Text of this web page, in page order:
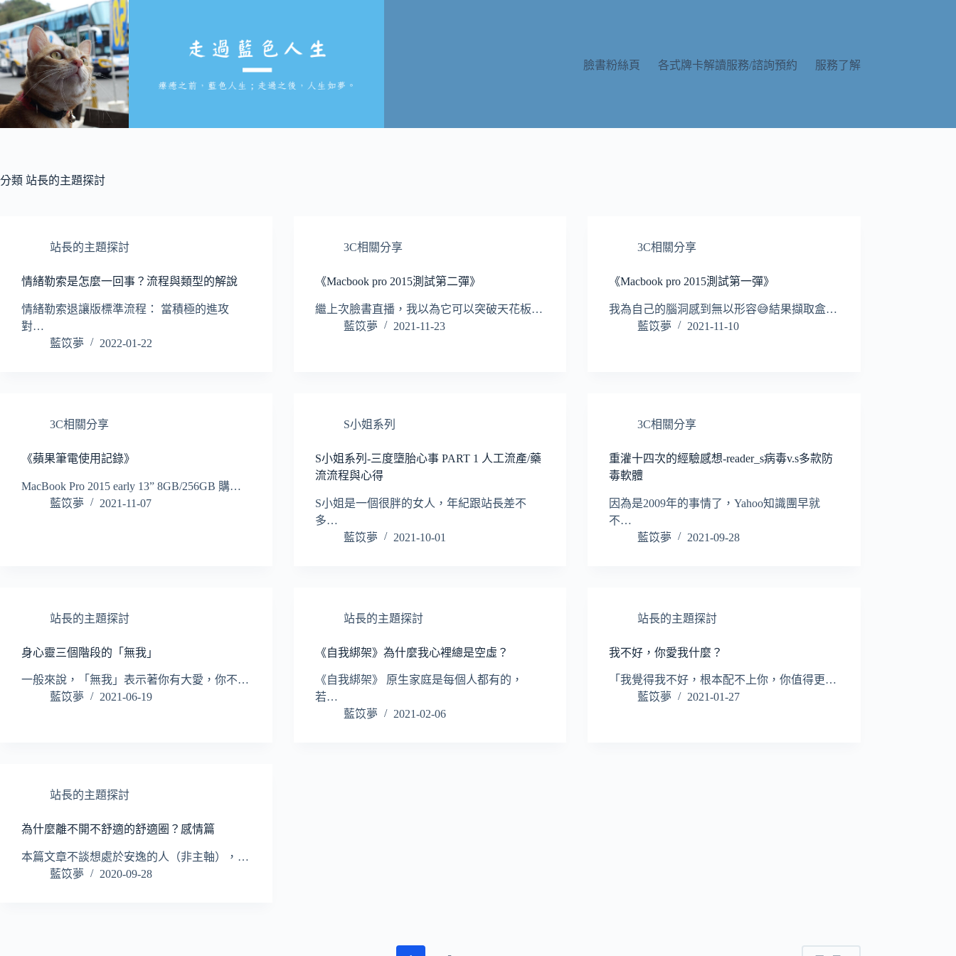
跳
至
主
要
內
容
臉書粉絲頁 各式牌卡解讀服務/諮詢預約 服務了解
分類 站長的主題探討
站長的主題探討
情緒勒索是怎麼一回事？流程與類型的解說
情緒勒索退讓版標準流程： 當積極的進攻
對…
藍笖夢
2022-01-22
3C相關分享
《Macbook pro 2015測試第二彈》
繼上次臉書直播，我以為它可以突破天花板…
藍笖夢
2021-11-23
3C相關分享
《Macbook pro 2015測試第一彈》
我為自己的腦洞感到無以形容😅結果擷取盒…
藍笖夢
2021-11-10
3C相關分享
《蘋果筆電使用記錄》
MacBook Pro 2015 early 13” 8GB/256GB 購…
藍笖夢
2021-11-07
S小姐系列
S小姐系列-三度墮胎心事 PART 1 人工流產/藥
流流程與心得
S小姐是一個很胖的女人，年紀跟站長差不
多…
藍笖夢
2021-10-01
3C相關分享
重灌十四次的經驗感想-reader_s病毒v.s多款防
毒軟體
因為是2009年的事情了，Yahoo知識團早就
不…
藍笖夢
2021-09-28
站長的主題探討
身心靈三個階段的「無我」
一般來說，「無我」表示著你有大愛，你不…
藍笖夢
2021-06-19
站長的主題探討
《自我綁架》為什麼我心裡總是空虛？
《自我綁架》 原生家庭是每個人都有的，
若…
藍笖夢
2021-02-06
站長的主題探討
我不好，你愛我什麼？
「我覺得我不好，根本配不上你，你值得更…
藍笖夢
2021-01-27
站長的主題探討
為什麼離不開不舒適的舒適圈？感情篇
本篇文章不談想處於安逸的人（非主軸），…
藍笖夢
2020-09-28